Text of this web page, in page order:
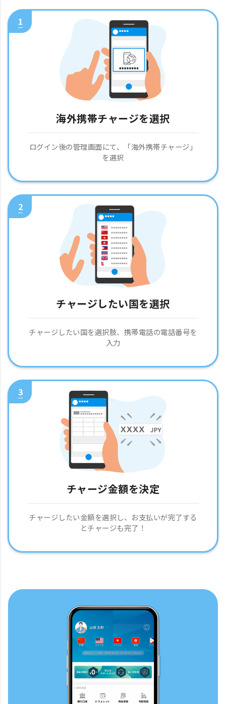
1
海外携帯チャージを選択
ログイン後の管理画面にて、「海外携帯チャージ」
を選択
2
チャージしたい国を選択
チャージしたい国を選択肢、携帯電話の電話番号を
入力
3
チャージ金額を決定
チャージしたい金額を選択し、お支払いが完了する
とチャージも完了！